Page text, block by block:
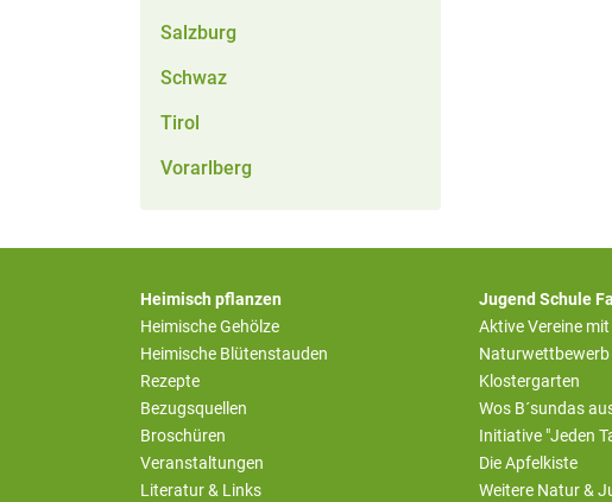
Salzburg
Schwaz
Tirol
Vorarlberg
Heimisch pflanzen
Heimische Gehölze
Heimische Blütenstauden
Rezepte
Bezugsquellen
Broschüren
Veranstaltungen
Literatur & Links
Jugend Schule
Aktive Vereine
Klostergarten
Wos B´sundas
Initiative "Jeden
Die Apfelkiste
Weitere Natur &